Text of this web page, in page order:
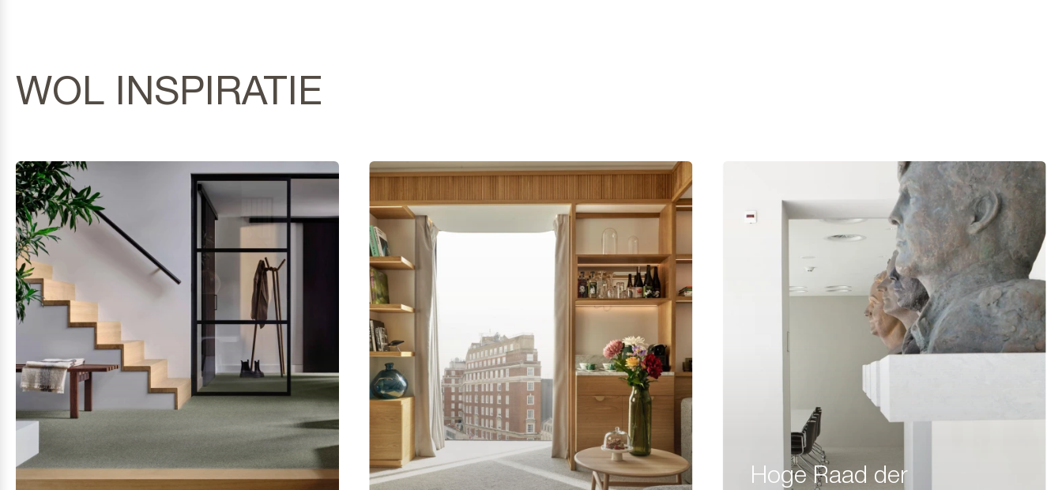
WOL INSPIRATIE
Hoge Raad der